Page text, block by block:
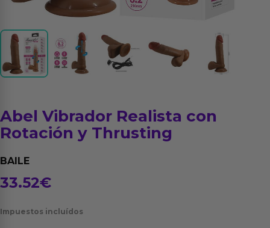
Abel Vibrador Realista con
Rotación y Thrusting
BAILE
33.52€
Impuestos incluídos